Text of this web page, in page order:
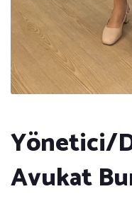
Yönetici/
Avukat